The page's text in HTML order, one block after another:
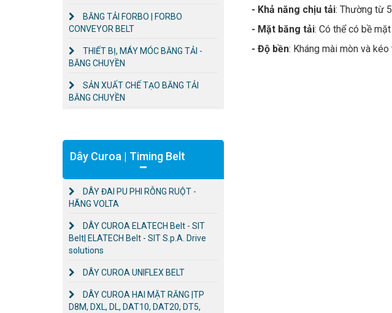
BĂNG TẢI FORBO | FORBO
CONVEYOR BELT
THIẾT BỊ, MÁY MÓC BĂNG TẢI -
BĂNG CHUYỀN
SẢN XUẤT CHẾ TẠO BĂNG TẢI
BĂNG CHUYỀN
Dây Curoa | Timing Belt
DÂY ĐAI PU PHI RỖNG RUỘT -
HÃNG VOLTA
DÂY CUROA ELATECH Belt - SIT
Belt| ELATECH Belt - SIT S.p.A. Drive
solutions
DÂY CUROA UNIFLEX BELT
DÂY CUROA HAI MẶT RĂNG |TP
D8M, DXL, DL, DAT10, DAT20, DT5,
- Khả năng chịu tải: Thường từ
- Mặt băng tải: Có thể có bề
- Độ bền: Kháng mài mòn và